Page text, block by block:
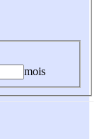
mois